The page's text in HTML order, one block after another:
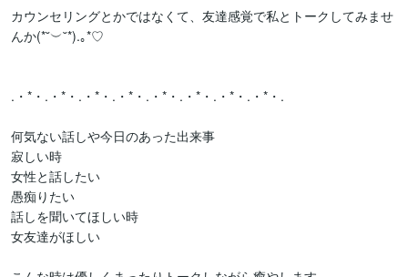
カウンセリングとかではなくて、友達感覚で私とトーク⁠してみませ
んか(⁠*⁠˘⁠︶⁠˘⁠*⁠)⁠.⁠｡⁠*⁠♡
.・*・.・*・.・*・.・*・.・*・.・*・.・*・.・*・.
何気ない話しや今日のあった出来事
寂しい時
女性と話したい
愚痴りたい
話しを聞いてほしい時
女友達がほしい